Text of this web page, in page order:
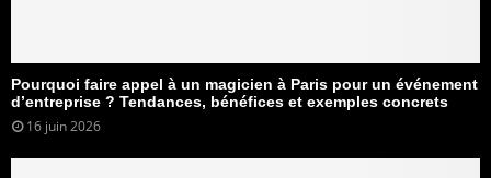
Pourquoi faire appel à un magicien à Paris pour un événement
d’entreprise ? Tendances, bénéfices et exemples concrets
16 juin 2026